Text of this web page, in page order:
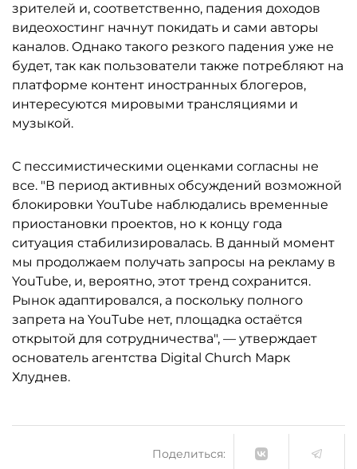
зрителей и, соответственно, падения доходов
видеохостинг начнут покидать и сами авторы
каналов. Однако такого резкого падения уже не
будет, так как пользователи также потребляют на
платформе контент иностранных блогеров,
интересуются мировыми трансляциями и
музыкой.
С пессимистическими оценками согласны не
все. "В период активных обсуждений возможной
блокировки YouTube наблюдались временные
приостановки проектов, но к концу года
ситуация стабилизировалась. В данный момент
мы продолжаем получать запросы на рекламу в
YouTube, и, вероятно, этот тренд сохранится.
Рынок адаптировался, а поскольку полного
запрета на YouTube нет, площадка остаётся
открытой для сотрудничества", — утверждает
основатель агентства Digital Church Марк
Хлуднев.
Поделиться: